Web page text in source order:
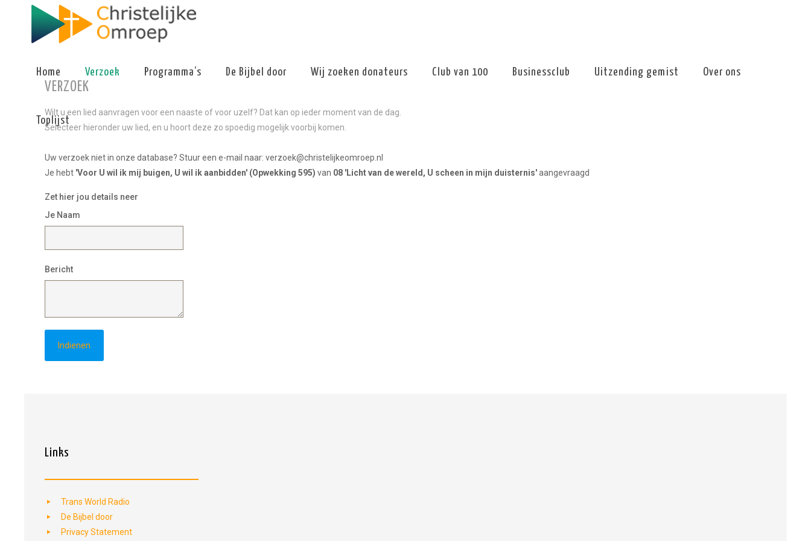
Home Verzoek Programma’s De Bijbel door Wij zoeken donateurs Club van 100 Businessclub Uitzending gemist Over ons
Toplijst
VERZOEK
Wilt u een lied aanvragen voor een naaste of voor uzelf? Dat kan op ieder moment van de dag.
Selecteer hieronder uw lied, en u hoort deze zo spoedig mogelijk voorbij komen.
Uw verzoek niet in onze database? Stuur een e-mail naar: verzoek@christelijkeomroep.nl
Je hebt 'Voor U wil ik mij buigen, U wil ik aanbidden' (Opwekking 595) van 08 'Licht van de wereld, U scheen in mijn duisternis'aangevraagd
Zet hier jou details neer
Je Naam
Bericht
Links
Trans World Radio
De Bijbel door
Privacy Statement